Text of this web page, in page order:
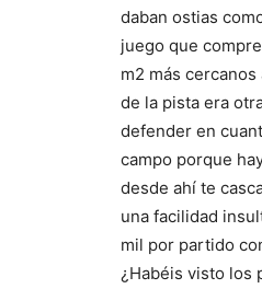
daban ostias
juego que
m2 más
de la pista era
defender en
campo porque
desde ahí te
una facilidad
mil por partido
¿Habéis visto los